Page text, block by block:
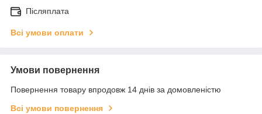
Післяплата
Всі умови оплати
Умови повернення
Повернення товару впродовж 14 днів за домовленістю
Всі умови повернення